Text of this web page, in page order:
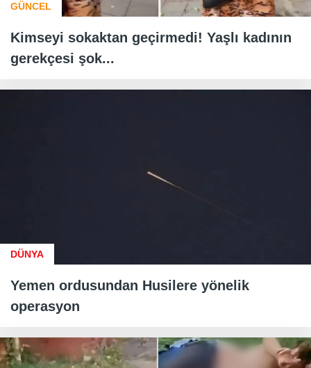
GÜNCEL
Kimseyi sokaktan geçirmedi! Yaşlı kadının
gerekçesi şok...
DÜNYA
Yemen ordusundan Husilere yönelik
operasyon